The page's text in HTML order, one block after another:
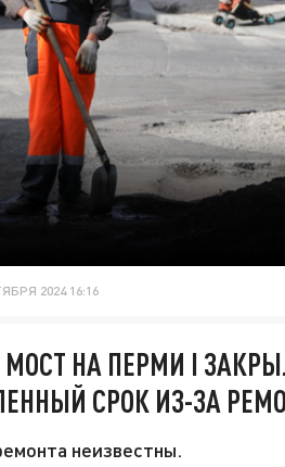
2024 16:16
НА ПЕРМИ I
СРОК ИЗ-ЗА
неизвестны.